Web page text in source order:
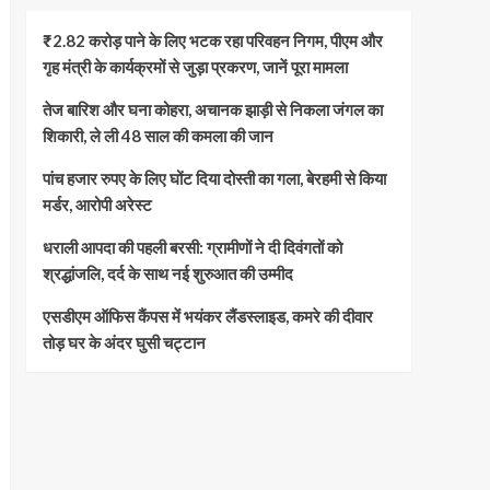
₹2.82 करोड़ पाने के लिए भटक रहा परिवहन निगम, पीएम और
गृह मंत्री के कार्यक्रमों से जुड़ा प्रकरण, जानें पूरा मामला
तेज बारिश और घना कोहरा, अचानक झाड़ी से निकला जंगल का
शिकारी, ले ली 48 साल की कमला की जान
पांच हजार रुपए के लिए घोंट दिया दोस्ती का गला, बेरहमी से किया
मर्डर, आरोपी अरेस्ट
धराली आपदा की पहली बरसी: ग्रामीणों ने दी दिवंगतों को
श्रद्धांजलि, दर्द के साथ नई शुरुआत की उम्मीद
एसडीएम ऑफिस कैंपस में भयंकर लैंडस्लाइड, कमरे की दीवार
तोड़ घर के अंदर घुसी चट्टान